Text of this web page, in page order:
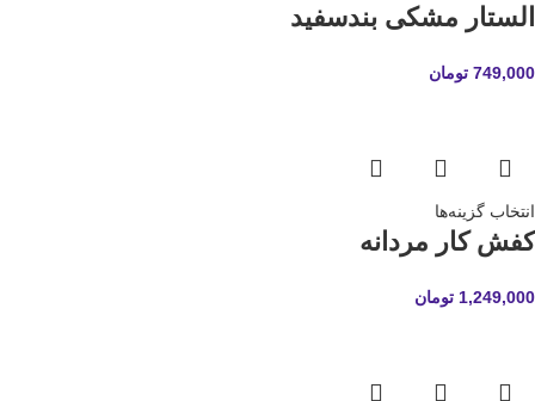
الستار مشکی بندسفید
749,000 تومان
انتخاب گزینه‌ها
کفش کار مردانه
1,249,000 تومان